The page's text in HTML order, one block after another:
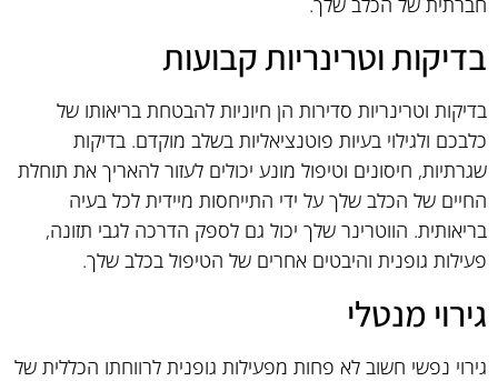
בדיקות וטרינריות קבועות
בדיקות וטרינריות סדירות הן חיוניות להבטחת בריאותו של
כלבכם ולגילוי בעיות פוטנציאליות בשלב מוקדם. בדיקות
שגרתיות, חיסונים וטיפול מונע יכולים לעזור להאריך את תוחלת
החיים של הכלב שלך על ידי התייחסות מיידית לכל בעיה
בריאותית. הווטרינר שלך יכול גם לספק הדרכה לגבי תזונה,
פעילות גופנית והיבטים אחרים של הטיפול בכלב שלך.
גירוי מנטלי
גירוי נפשי חשוב לא פחות מפעילות גופנית לרווחתו הכללית של